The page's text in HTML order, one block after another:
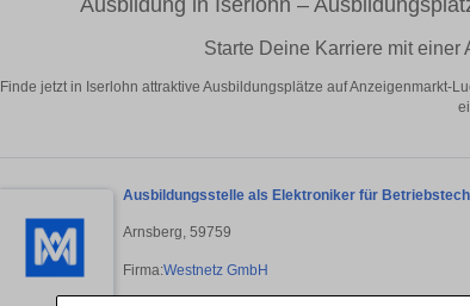
Ausbildung in Iserlohn –
Starte Deine Karriere mit
Finde jetzt in Iserlohn attraktive Ausbildungsplätze auf Anzeigenmarkt-
Ausbildungsstelle als Elektroniker für
Arnsberg, 59759
Firma:Westnetz GmbH